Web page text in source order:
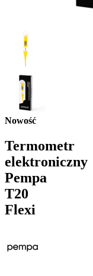
Nowość
Termometr
elektroniczny
Pempa
T20
Flexi